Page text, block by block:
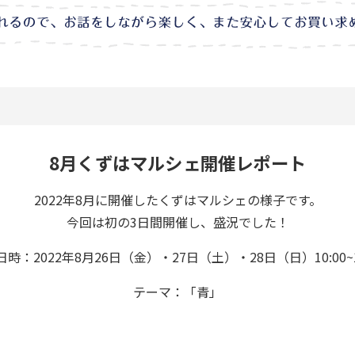
8月くずはマルシェ開催レポート
2022年8月に開催したくずはマルシェの様子です。
今回は初の3日間開催し、盛況でした！
時：2022年8月26日（金）・27日（土）・28日（日）
テーマ：「青」